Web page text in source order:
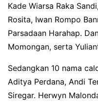
Kade Wiarsa Raka
Rosita, Iwan Rompo
Parsadaan Harahap.
Momongan, serta
Sedangkan 10 nama
Aditya Perdana, Andi
Siregar. Herwyn